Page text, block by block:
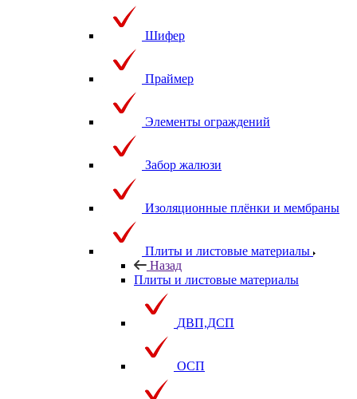
Шифер
Праймер
Элементы ограждений
Забор жалюзи
Изоляционные плёнки и мембраны
Плиты и листовые материалы
Назад
Плиты и листовые материалы
ДВП,ДСП
ОСП